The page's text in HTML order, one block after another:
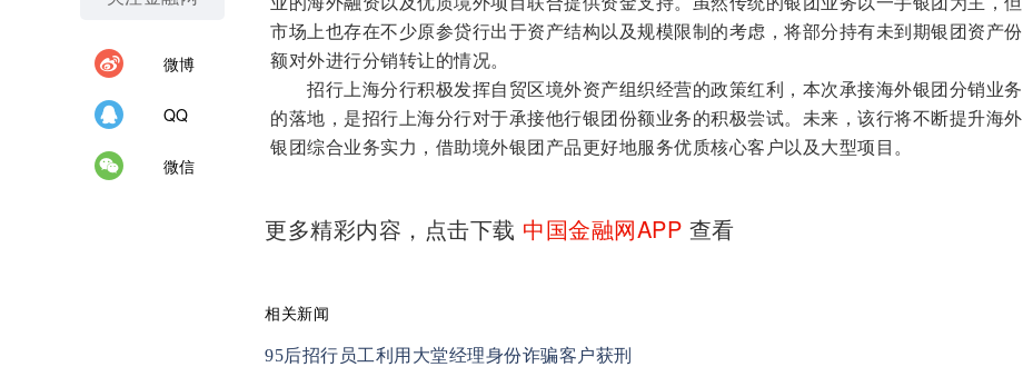
微博
QQ
微信
市场上也存在不少原参贷行出于资产结构以及规模限制的考虑，将部分持有未到期银团资产份
额对外进行分销转让的情况。
招行上海分行积极发挥自贸区境外资产组织经营的政策红利，本次承接海外银团分销业务
的落地，是招行上海分行对于承接他行银团份额业务的积极尝试。未来，该行将不断提升海外
银团综合业务实力，借助境外银团产品更好地服务优质核心客户以及大型项目。
更多精彩内容，点击下载 中国金融网APP 查看
相关新闻
95后招行员工利用大堂经理身份诈骗客户获刑